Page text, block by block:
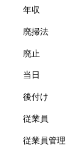
年収
廃掃法
廃止
当日
後付け
従業員
従業員管理